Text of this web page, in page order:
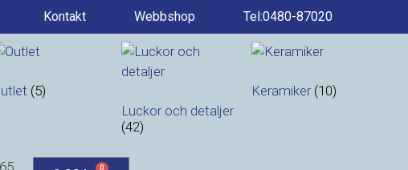
Kontakt Webbshop Tel:0480-87020
(5)
Luckor och detaljer
(42)
Keramiker (10)
0